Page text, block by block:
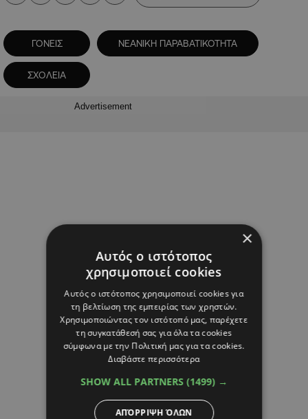
ΓΟΝΕΙΣ ΝΕΑΝΙΚΗ ΠΑΡΑΒΑΤΙΚΟΤΗΤΑ
ΣΧΟΛΕΙΑ
Advertisement
×
Αυτός ο ιστότοπος
χρησιμοποιεί cookies
Αυτός ο ιστότοπος χρησιμοποιεί cookies για
τη βελτίωση της εμπειρίας των χρηστών.
Χρησιμοποιώντας τον ιστότοπό μας, παρέχετε
τη συγκατάθεσή σας για όλα τα cookies
σύμφωνα με την Πολιτική μας για τα cookies.
Διαβάστε περισσότερα
SHOW ALL PARTNERS (1499) →
ΑΠΌΡΡΙΨΗ ΌΛΩΝ